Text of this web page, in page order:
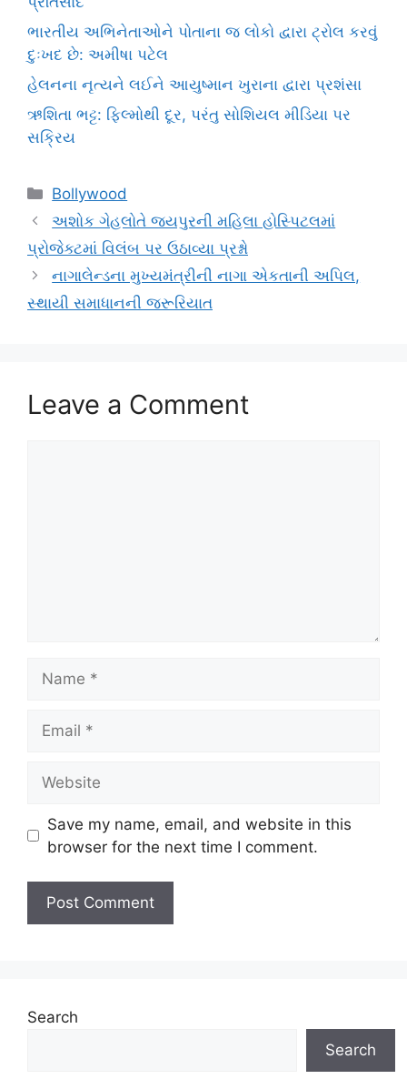
ભારતીય અભિનેતાઓને પોતાના જ લોકો દ્વારા ટ્રોલ કરવું
દુઃખદ છે: અમીષા પટેલ
હેલનના નૃત્યને લઈને આયુષ્માન ખુરાના દ્વારા પ્રશંસા
ઋશિતા ભટ્ટ: ફિલ્મોથી દૂર, પરંતુ સોશિયલ મીડિયા પર
સક્રિય
Categories
Bollywood
અશોક ગેહલોતે જયપુરની મહિલા હોસ્પિટલમાં
પ્રોજેક્ટમાં વિલંબ પર ઉઠાવ્યા પ્રશ્નો
નાગાલેન્ડના મુખ્યમંત્રીની નાગા એકતાની અપિલ,
સ્થાયી સમાધાનની જરૂરિયાત
Leave a Comment
Save my name, email, and website in this
browser for the next time I comment.
Search
Search